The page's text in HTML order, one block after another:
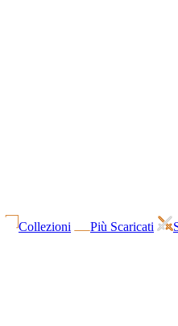
Collezioni Più Scaricati